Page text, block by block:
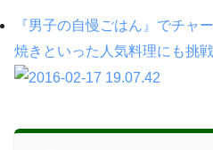
『男子の自慢ごはん』でチャ
焼きといった人気料理にも挑